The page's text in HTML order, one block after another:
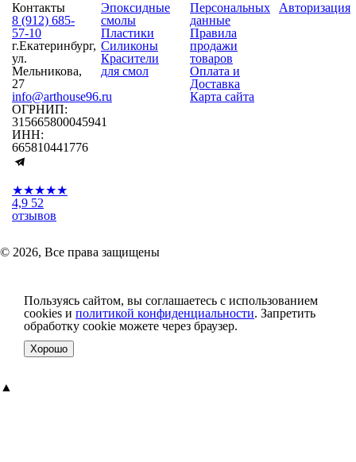
Контакты
8 (912) 685-
57-10
г.Екатеринбург,
ул.
Мельникова,
27
info@arthouse96.ru
ОГРНИП:
315665800045941
ИНН:
665810441776
★★★★★
4,9 52
отзывов
Эпоксидные
смолы
Пластики
Силиконы
Красители
для смол
Персональных
данные
Правила
продажи
товаров
Оплата и
Доставка
Карта сайта
Авторизация
© 2026, Все права защищены
Пользуясь сайтом, вы соглашаетесь с использованием
cookies и политикой конфиденциальности. Запретить
обработку cookie можете через браузер.
Хорошо
▲